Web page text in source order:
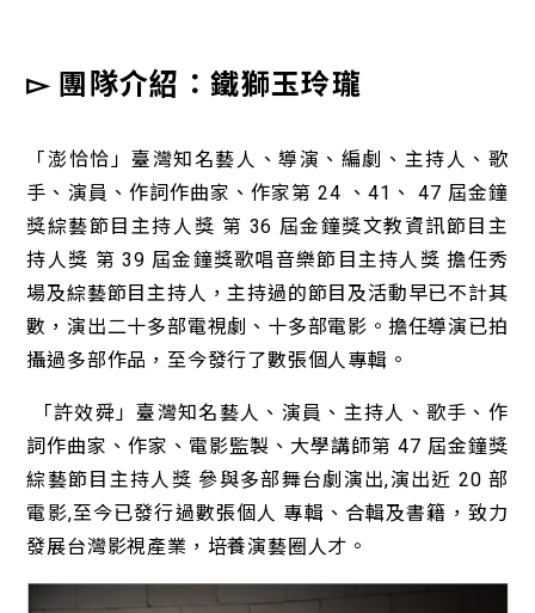
▻ 團隊介紹：鐵獅玉玲瓏
「澎恰恰」臺灣知名藝人、導演、編劇、主持人、歌
手、演員、作詞作曲家、作家第 24 、41、 47 屆金鐘
獎綜藝節目主持人獎 第 36 屆金鐘獎文教資訊節目主
持人獎 第 39 屆金鐘獎歌唱音樂節目主持人獎 擔任秀
場及綜藝節目主持人，主持過的節目及活動早已不計其
數，演出二十多部電視劇、十多部電影。擔任導演已拍
攝過多部作品，至今發行了數張個人專輯。
「許效舜」臺灣知名藝人、演員、主持人、歌手、作
詞作曲家、作家、電影監製、大學講師第 47 屆金鐘獎
綜藝節目主持人獎 參與多部舞台劇演出,演出近 20 部
電影,至今已發行過數張個人 專輯、合輯及書籍，致力
發展台灣影視產業，培養演藝圈人才。